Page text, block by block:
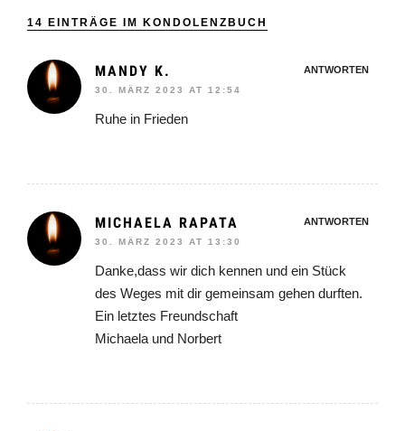
14 EINTRÄGE IM KONDOLENZBUCH
MANDY K.
30. MÄRZ 2023 AT 12:54
ANTWORTEN
Ruhe in Frieden
MICHAELA RAPATA
30. MÄRZ 2023 AT 13:30
ANTWORTEN
Danke,dass wir dich kennen und ein Stück
des Weges mit dir gemeinsam gehen durften.
Ein letztes Freundschaft
Michaela und Norbert